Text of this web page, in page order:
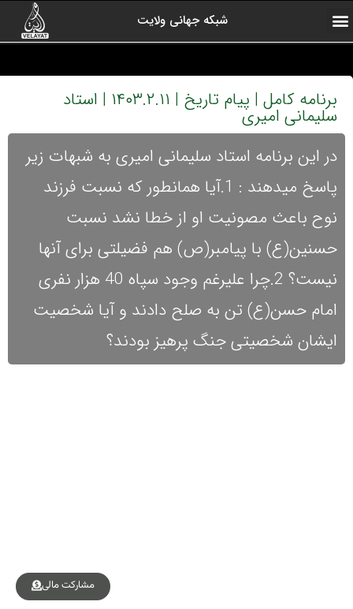
شبکه جهانی ولایت
برنامه کامل | پیام تاریخ | ۱۴۰۳.۲.۱۱ | استاد
سلیمانی امیری
در این برنامه استاد سلیمانی امیری به شبهات زیر
پاسخ میدهند : 1.آیا همانطور که نسبت فرزند
نوح باعث مصونیت او از خطا نشد نسبت
حسنین(ع) با پیامبر(ص) هم فضیلتی برای آنها
نیست؟ 2.چرا علیرغم وجود سپاه 40 هزار نفری
امام حسن(ع) تن به صلح دادند و آیا شخصیت
ایشان شخصیتی جنگ پرهیز بودند؟
مشارکت مالی